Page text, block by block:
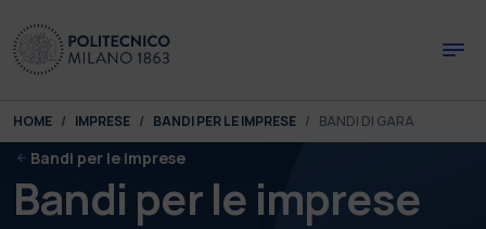
You are here:
HOME IMPRESE BANDI PER LE IMPRESE BANDI DI GARA
Bandi per le imprese
Bandi per le imprese